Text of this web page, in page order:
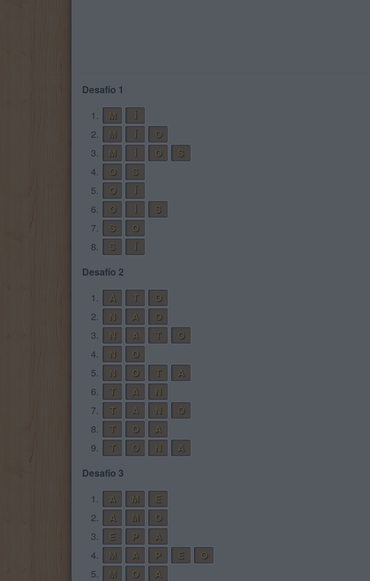
Desafío 1
1.
M
Í
2.
M Í
O
3.
M Í O
S
4.
O
S
5.
O
Í
6.
O Í
S
7.
S
O
8.
S
Í
Desafío 2
1.
A T
O
2.
N A
O
3.
N A T
O
4.
N
O
5.
N O T
A
6.
T A
N
7.
T A N
O
8.
T O
A
9.
T O N
A
Desafío 3
1.
A M
E
2.
A M
O
3.
E P
A
4.
M A P E
O
5.
M O
A